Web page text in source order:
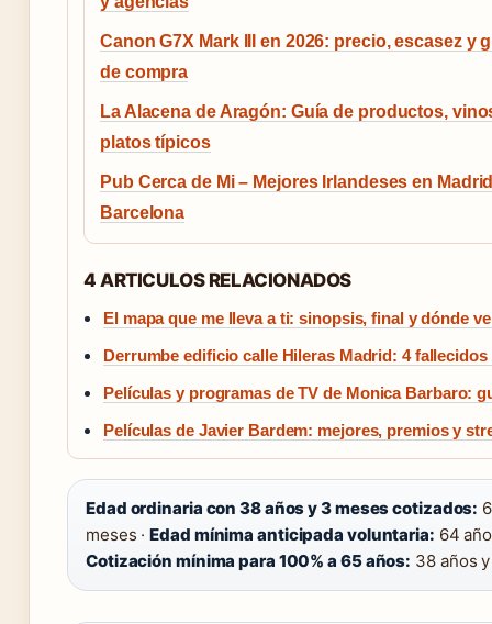
Canon G7X Mark III en 2026: precio, escasez y
de compra
La Alacena de Aragón: Guía de productos,
platos típicos
Pub Cerca de Mi – Mejores Irlandeses en
Barcelona
4 ARTICULOS RELACIONADOS
El mapa que me lleva a ti: sinopsis, final y dónde
Derrumbe edificio calle Hileras Madrid: 4 fallecidos
Películas y programas de TV de Monica Barbaro:
Películas de Javier Bardem: mejores, premios y
Edad ordinaria con 38 años y 3 meses cotizados:
meses ·Edad mínima anticipada voluntaria: 64
Cotización mínima para 100% a 65 años: 38 años